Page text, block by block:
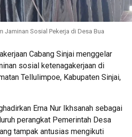
Jaminan Sosial Pekerja di Desa Bua
Cabang Sinjai menggelar
sosial ketenagakerjaan di
Tellulimpoe, Kabupaten Sinjai,
Erna Nur Ikhsanah sebagai
perangkat Pemerintah Desa
tampak antusias mengikuti